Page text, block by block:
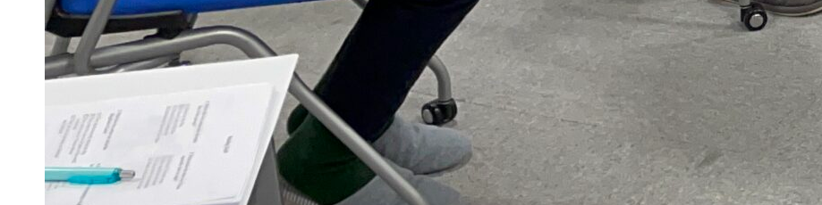
トピックス一覧
IMG-0361 (1)
2021年11月26日
IMG-0361 (1)